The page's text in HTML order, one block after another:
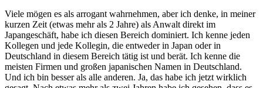
Viele mögen es als arrogant wahrnehmen, aber ich denke, in meiner
kurzen Zeit (etwas mehr als 2 Jahre) als Anwalt direkt im
Japangeschäft, habe ich diesen Bereich dominiert. Ich kenne jeden
Kollegen und jede Kollegin, die entweder in Japan oder in
Deutschland in diesem Bereich tätig ist und berät. Ich kenne die
meisten Firmen und großen japanischen Namen in Deutschland.
Und ich bin besser als alle anderen. Ja, das habe ich jetzt wirklich